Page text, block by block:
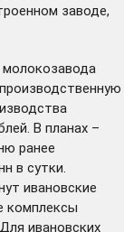
заводе,
В планах –
ранее
в сутки.
ивановские
комплексы
ивановских